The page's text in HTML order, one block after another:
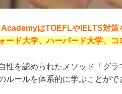
はTOEFLやIELTS対策
ード大学、ハーバード大学、
性を認められたメソッド「グ
ルールを体系的に学ぶことがで